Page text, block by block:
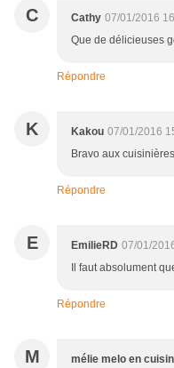
C Cathy 07/01/2016
Que de délicieuses
Répondre
K Kakou 07/01/2016
Bravo aux
Répondre
E EmilieRD 07/01/
Il faut absolument
Répondre
M mélie melo en